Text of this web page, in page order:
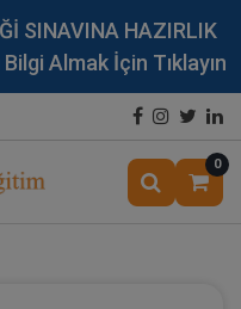
SINAVINA HAZIRLIK
Almak İçin Tıklayın
0